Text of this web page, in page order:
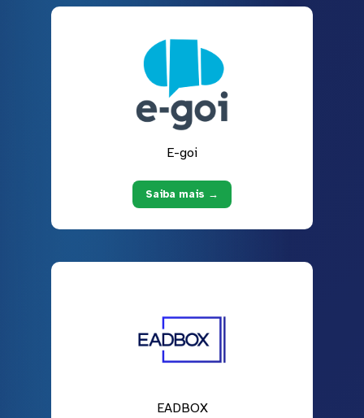
E-goi
Saiba mais →
EADBOX